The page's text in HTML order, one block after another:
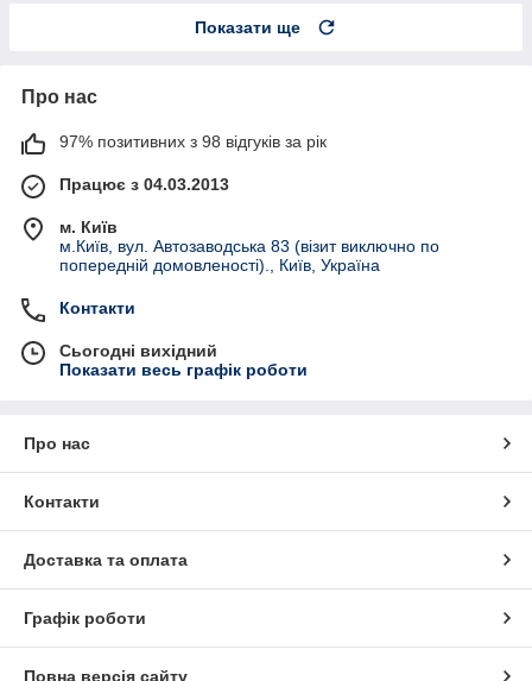
Показати ще
Про нас
97% позитивних з 98 відгуків за рік
Працює з 04.03.2013
м. Київ
м.Київ, вул. Автозаводська 83 (візит виключно по
попередній домовленості)., Київ, Україна
Контакти
Сьогодні вихідний
Показати весь графік роботи
Про нас
Контакти
Доставка та оплата
Графік роботи
Повна версія сайту